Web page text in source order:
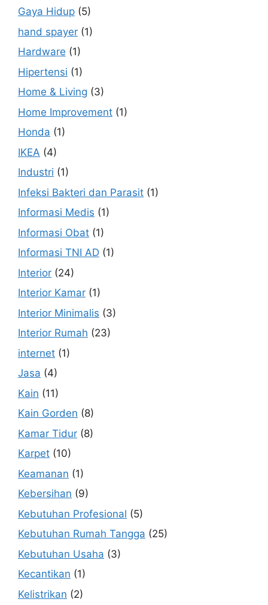
Gaya Hidup (5)
hand spayer (1)
Hardware (1)
Hipertensi (1)
Home & Living (3)
Home Improvement (1)
Honda (1)
IKEA (4)
Industri (1)
Infeksi Bakteri dan Parasit (1)
Informasi Medis (1)
Informasi Obat (1)
Informasi TNI AD (1)
Interior (24)
Interior Kamar (1)
Interior Minimalis (3)
Interior Rumah (23)
internet (1)
Jasa (4)
Kain (11)
Kain Gorden (8)
Kamar Tidur (8)
Karpet (10)
Keamanan (1)
Kebersihan (9)
Kebutuhan Profesional (5)
Kebutuhan Rumah Tangga (25)
Kebutuhan Usaha (3)
Kecantikan (1)
Kelistrikan (2)